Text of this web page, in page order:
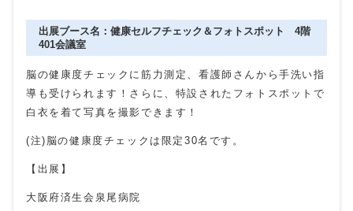
出展ブース名：健康セルフチェック＆フォトスポット 4階
401会議室
脳の健康度チェックに筋力測定、看護師さんから手洗い指
導も受けられます！さらに、特設されたフォトスポットで
白衣を着て写真を撮影できます！
(注)脳の健康度チェックは限定30名です。
【出展】
大阪府済生会泉尾病院